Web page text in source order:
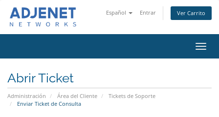
Español Entrar Ver Carrito
Abrir Ticket
Administración Área del Cliente
Tickets de Soporte
Enviar Ticket de Consulta